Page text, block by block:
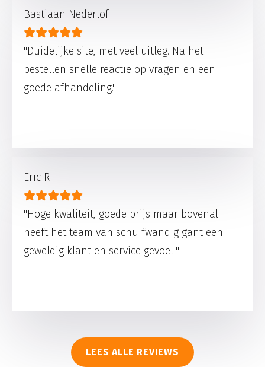
Bastiaan Nederlof
"Duidelijke site, met veel uitleg. Na het
bestellen snelle reactie op vragen en een
goede afhandeling."
Eric R
"Hoge kwaliteit, goede prijs maar bovenal
heeft het team van schuifwand gigant een
geweldig klant en service gevoel.."
LEES ALLE REVIEWS